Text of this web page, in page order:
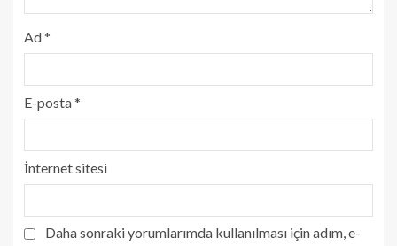
Ad*
E-posta*
İnternet sitesi
Daha sonraki yorumlarımda kullanılması için adım, e-